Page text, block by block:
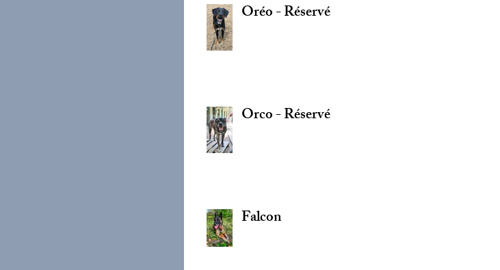
Oréo - Réservé
Orco - Réservé
Falcon